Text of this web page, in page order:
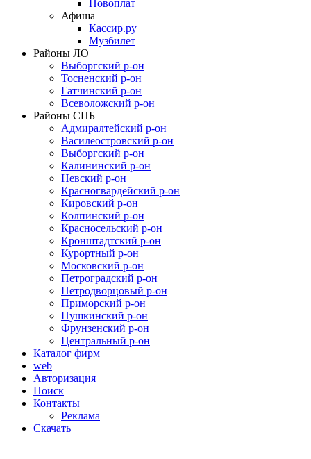
Новоплат
Афиша
Кассир.ру
Музбилет
Районы ЛО
Выборгский р-он
Тосненский р-он
Гатчинский р-он
Всеволожский р-он
Районы СПБ
Адмиралтейский р-он
Василеостровский р-он
Выборгский р-он
Калининский р-он
Невский р-он
Красногвардейский р-он
Кировский р-он
Колпинский р-он
Красносельский р-он
Кронштадтский р-он
Курортный р-он
Московский р-он
Петроградский р-он
Петродворцовый р-он
Приморский р-он
Пушкинский р-он
Фрунзенский р-он
Центральный р-он
Каталог фирм
web
Авторизация
Поиск
Контакты
Реклама
Скачать